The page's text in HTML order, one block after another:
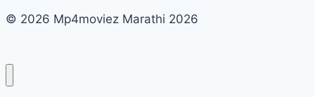
© 2026 Mp4moviez Marathi 2026